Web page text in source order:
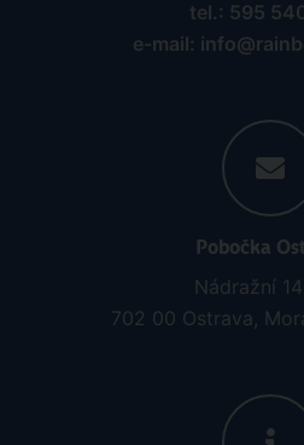
tel.: 595
e-mail:
Pobočka
Nádražní
702 00 Ostrava,